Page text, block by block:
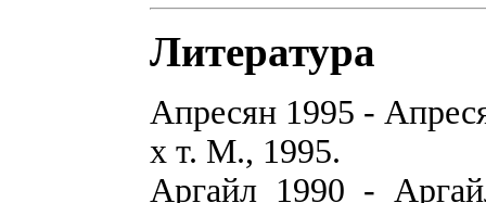
Литература
Апресян 1995 -
х т. М., 1995.
Аргайл 1990 -